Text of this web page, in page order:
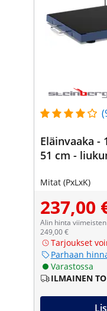
Eläinvaaka -
51 cm -
Mitat (PxLxK)
237,00
Alin hinta
249,00 €
Tarjoukset
Parhaan
Varastossa
ILMAINEN